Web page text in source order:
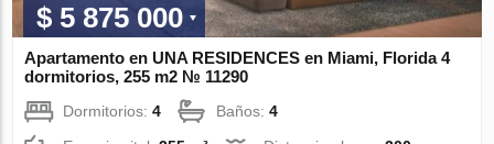
$ 5 875 000
Apartamento en UNA RESIDENCES en Miami, Florida 4
dormitorios, 255 m2 № 11290
Dormitorios:4 Baños:4